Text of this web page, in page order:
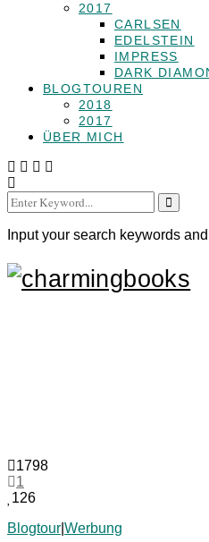
2017
CARLSEN
EDELSTEIN
IMPRESS
DARK
BLOGTOUREN
2018
2017
ÜBER MICH
Search
for:
Input your search keywords
1798
1
126
Blogtour Werbung